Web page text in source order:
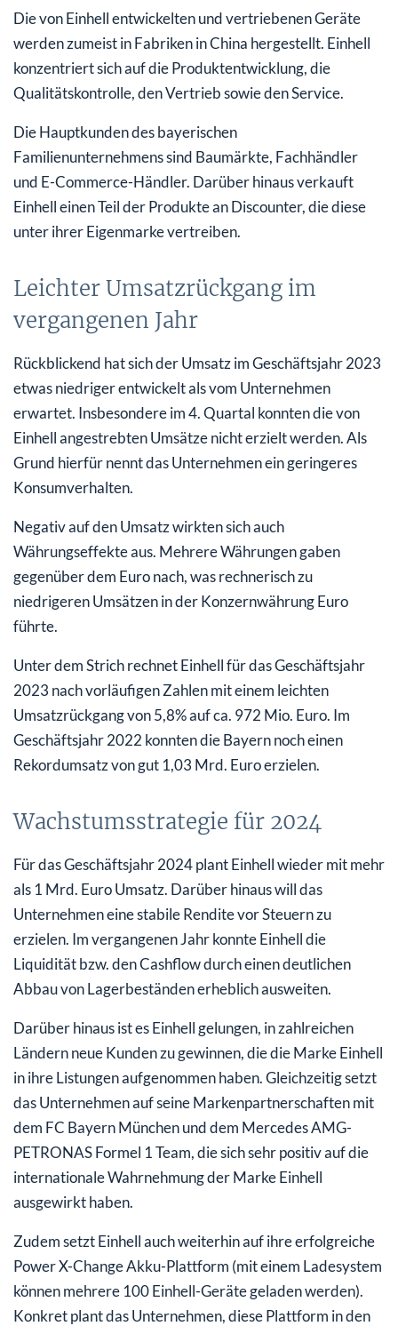
Die von Einhell entwickelten und vertriebenen Geräte
werden zumeist in Fabriken in China hergestellt. Einhell
konzentriert sich auf die Produktentwicklung, die
Qualitätskontrolle, den Vertrieb sowie den Service.
Die Hauptkunden des bayerischen
Familienunternehmens sind Baumärkte, Fachhändler
und E-Commerce-Händler. Darüber hinaus verkauft
Einhell einen Teil der Produkte an Discounter, die diese
unter ihrer Eigenmarke vertreiben.
Leichter Umsatzrückgang im
vergangenen Jahr
Rückblickend hat sich der Umsatz im Geschäftsjahr 2023
etwas niedriger entwickelt als vom Unternehmen
erwartet. Insbesondere im 4. Quartal konnten die von
Einhell angestrebten Umsätze nicht erzielt werden. Als
Grund hierfür nennt das Unternehmen ein geringeres
Konsumverhalten.
Negativ auf den Umsatz wirkten sich auch
Währungseffekte aus. Mehrere Währungen gaben
gegenüber dem Euro nach, was rechnerisch zu
niedrigeren Umsätzen in der Konzernwährung Euro
führte.
Unter dem Strich rechnet Einhell für das Geschäftsjahr
2023 nach vorläufigen Zahlen mit einem leichten
Umsatzrückgang von 5,8% auf ca. 972 Mio. Euro. Im
Geschäftsjahr 2022 konnten die Bayern noch einen
Rekordumsatz von gut 1,03 Mrd. Euro erzielen.
Wachstumsstrategie für 2024
Für das Geschäftsjahr 2024 plant Einhell wieder mit mehr
als 1 Mrd. Euro Umsatz. Darüber hinaus will das
Unternehmen eine stabile Rendite vor Steuern zu
erzielen. Im vergangenen Jahr konnte Einhell die
Liquidität bzw. den Cashflow durch einen deutlichen
Abbau von Lagerbeständen erheblich ausweiten.
Darüber hinaus ist es Einhell gelungen, in zahlreichen
Ländern neue Kunden zu gewinnen, die die Marke Einhell
in ihre Listungen aufgenommen haben. Gleichzeitig setzt
das Unternehmen auf seine Markenpartnerschaften mit
dem FC Bayern München und dem Mercedes AMG-
PETRONAS Formel 1 Team, die sich sehr positiv auf die
internationale Wahrnehmung der Marke Einhell
ausgewirkt haben.
Zudem setzt Einhell auch weiterhin auf ihre erfolgreiche
Power X-Change Akku-Plattform (mit einem Ladesystem
können mehrere 100 Einhell-Geräte geladen werden).
Konkret plant das Unternehmen, diese Plattform in den